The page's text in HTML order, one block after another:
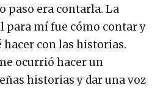
paso era contarla. La
para mí fue cómo contar y
hacer con las historias.
ocurrió hacer un
historias y dar una voz